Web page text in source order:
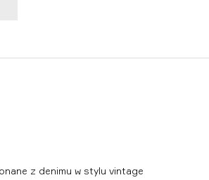
z denimu w stylu vintage